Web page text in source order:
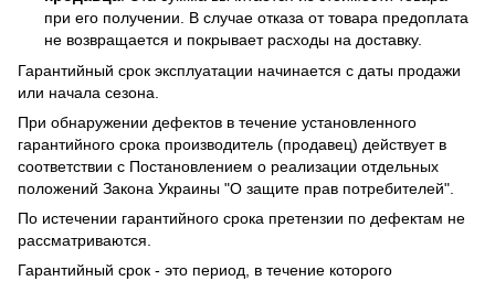
при его получении. В случае отказа от товара предоплата
не возвращается и покрывает расходы на доставку.
Гарантийный срок эксплуатации начинается с даты продажи
или начала сезона.
При обнаружении дефектов в течение установленного
гарантийного срока производитель (продавец) действует в
соответствии с Постановлением о реализации отдельных
положений Закона Украины "О защите прав потребителей".
По истечении гарантийного срока претензии по дефектам не
рассматриваются.
Гарантийный срок - это период, в течение которого